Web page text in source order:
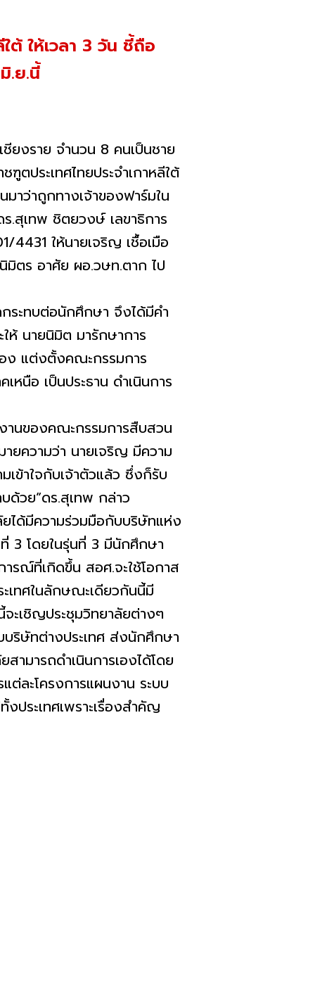
ต้ ให้เวลา 3 วัน ชี้ถือ
.ย.นี้
ราย จำนวน 8 คนเป็นชาย
ประเทศไทยประจำเกาหลีใต้
าว่าถูกทางเจ้าของฟาร์มใน
.สุเทพ ชิตยวงษ์ เลขาธิการ
ให้นายเจริญ เชื้อเมือ
มิตร อาศัย ผอ.วษท.ตาก ไป
ทบต่อนักศึกษา จึงได้มีคำ
ห้ นายนิมิต มารักษาการ
ง แต่งตั้งคณะกรรมการ
นือ เป็นประธาน ดำเนินการ
ของคณะกรรมการสืบสวน
ยความว่า นายเจริญ มีความ
ข้าใจกับเจ้าตัวแล้ว ซึ่งก็รับ
ด้วย”ดร.สุเทพ กล่าว
มีความร่วมมือกับบริษัทแห่ง
3 โดยในรุ่นที่ 3 มีนักศึกษา
รณ์ที่เกิดขึ้น สอศ.จะใช้โอกาส
เทศในลักษณะเดียวกันนี้มี
จะเชิญประชุมวิทยาลัยต่างๆ
ษัทต่างประเทศ ส่งนักศึกษา
มารถดำเนินการเองได้โดย
ละโครงการแผนงาน ระบบ
ประเทศเพราะเรื่องสำคัญ